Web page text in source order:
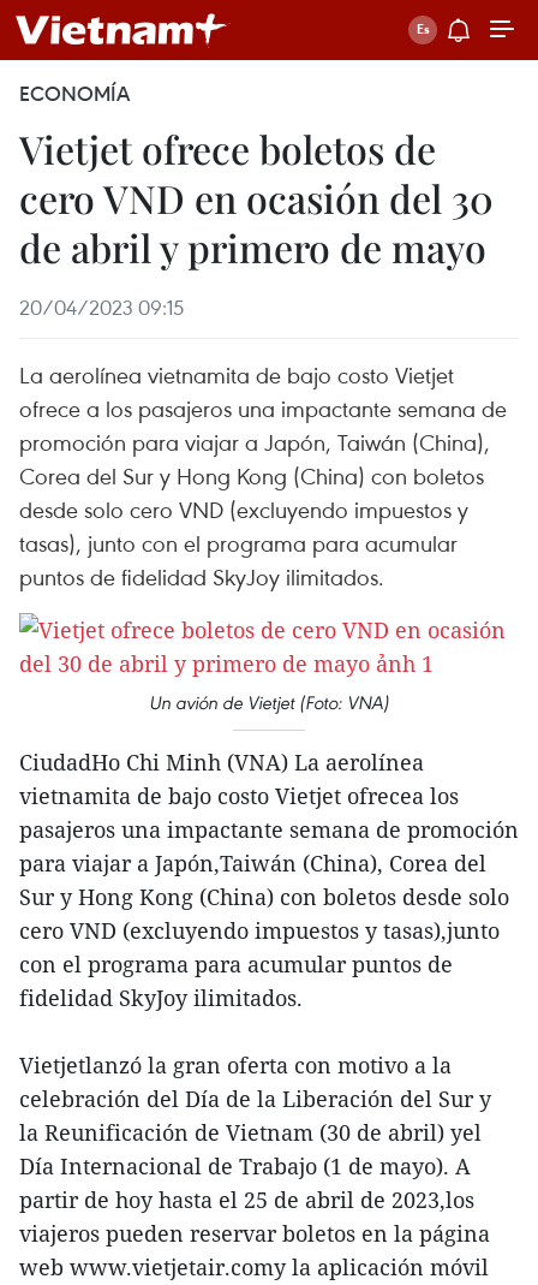
ECONOMÍA
Vietjet ofrece boletos de
cero VND en ocasión del 30
de abril y primero de mayo
20/04/2023 09:15
La aerolínea vietnamita de bajo costo Vietjet
ofrece a los pasajeros una impactante semana de
promoción para viajar a Japón, Taiwán (China),
Corea del Sur y Hong Kong (China) con boletos
desde solo cero VND (excluyendo impuestos y
tasas), junto con el programa para acumular
puntos de fidelidad SkyJoy ilimitados.
Un avión de Vietjet (Foto: VNA)
CiudadHo Chi Minh (VNA) La aerolínea
vietnamita de bajo costo Vietjet ofrecea los
pasajeros una impactante semana de promoción
para viajar a Japón,Taiwán (China), Corea del
Sur y Hong Kong (China) con boletos desde solo
cero VND (excluyendo impuestos y tasas),junto
con el programa para acumular puntos de
fidelidad SkyJoy ilimitados.
Vietjetlanzó la gran oferta con motivo a la
celebración del Día de la Liberación del Sur y
la Reunificación de Vietnam (30 de abril) yel
Día Internacional de Trabajo (1 de mayo). A
partir de hoy hasta el 25 de abril de 2023,los
viajeros pueden reservar boletos en la página
web www.vietjetair.comy la aplicación móvil